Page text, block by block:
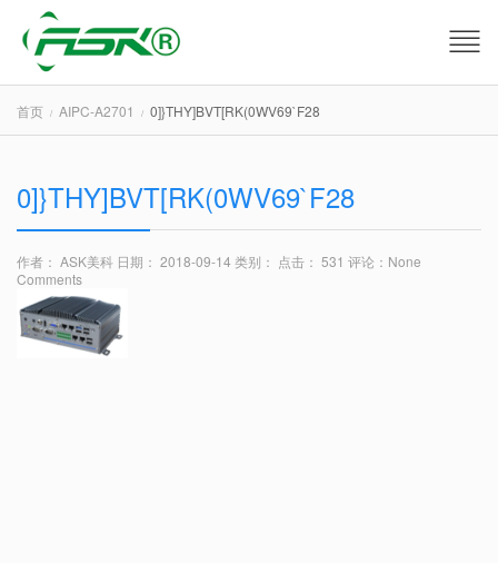
首页 AIPC-A2701 0]}THY]BVT[RK(0WV69`F28
0]}THY]BVT[RK(0WV69`F28
作者： ASK美科 日期： 2018-09-14 类别： 点击： 531 评论： None
Comments